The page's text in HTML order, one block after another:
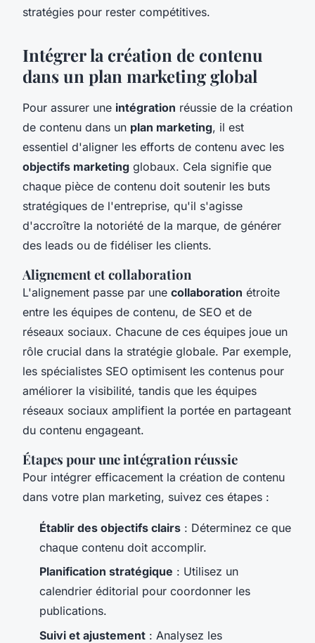
stratégies pour rester compétitives.
Intégrer la création de contenu
dans un plan marketing global
Pour assurer une intégration réussie de la création
de contenu dans un plan marketing, il est
essentiel d'aligner les efforts de contenu avec les
objectifs marketing globaux. Cela signifie que
chaque pièce de contenu doit soutenir les buts
stratégiques de l'entreprise, qu'il s'agisse
d'accroître la notoriété de la marque, de générer
des leads ou de fidéliser les clients.
Alignement et collaboration
L'alignement passe par une collaboration étroite
entre les équipes de contenu, de SEO et de
réseaux sociaux. Chacune de ces équipes joue un
rôle crucial dans la stratégie globale. Par exemple,
les spécialistes SEO optimisent les contenus pour
améliorer la visibilité, tandis que les équipes
réseaux sociaux amplifient la portée en partageant
du contenu engageant.
Étapes pour une intégration réussie
Pour intégrer efficacement la création de contenu
dans votre plan marketing, suivez ces étapes :
Établir des objectifs clairs : Déterminez ce que
chaque contenu doit accomplir.
Planification stratégique : Utilisez un
calendrier éditorial pour coordonner les
publications.
Suivi et ajustement : Analysez les